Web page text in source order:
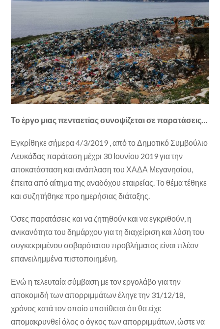
Το έργο μιας πενταετίας συνοψίζεται σε παρατάσεις…
Εγκρίθηκε σήμερα 4/3/2019 , από το Δημοτικό Συμβούλιο
Λευκάδας παράταση μέχρι 30 Ιουνίου 2019 για την
αποκατάσταση και ανάπλαση του ΧΑΔΑ Μεγανησίου,
έπειτα από αίτημα της αναδόχου εταιρείας. Το θέμα τέθηκε
και συζητήθηκε προ ημερήσιας διάταξης.
Όσες παρατάσεις και να ζητηθούν και να εγκριθούν, η
ανικανότητα του δημάρχου για τη διαχείριση και λύση του
συγκεκριμένου σοβαρότατου προβλήματος είναι πλέον
επανειλημμένα πιστοποιημένη.
Ενώ η τελευταία σύμβαση με τον εργολάβο για την
αποκομιδή των απορριμμάτων έληγε την 31/12/18,
χρόνος κατά τον οποίο υποτίθεται ότι θα είχε
απομακρυνθεί όλος ο όγκος των απορριμμάτων, ώστε να